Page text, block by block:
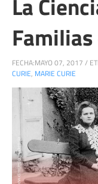
FECHA:MAYO 07, 2017 /
CURIE, MARIE CURIE